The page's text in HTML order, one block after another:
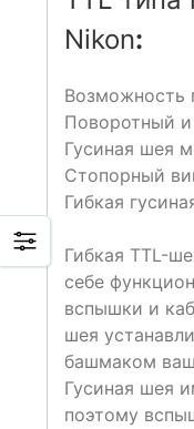
Nikon:
Возможность
Поворотный
Гусиная шея
Стопорный
Гибкая
Гибкая TTL-
себе
вспышки и
шея
башмаком
Гусиная шея
поэтому